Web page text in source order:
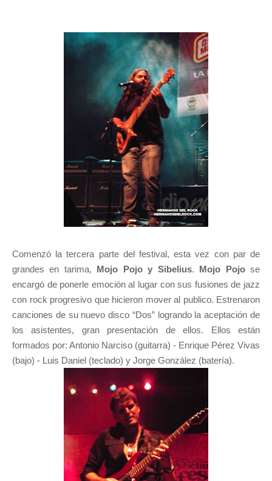
Comenzó la tercera parte del festival, esta vez con par de
grandes en tarima, Mojo Pojo y Sibelius. Mojo Pojose
encargó de ponerle emoción al lugar con sus fusiones de jazz
con rock progresivo que hicieron mover al publico. Estrenaron
canciones de su nuevo disco “Dos” logrando la aceptación de
los asistentes, gran presentación de ellos. Ellos están
formados por: Antonio Narciso (guitarra) - Enrique Pérez Vivas
(bajo) - Luis Daniel (teclado) y Jorge González (batería).